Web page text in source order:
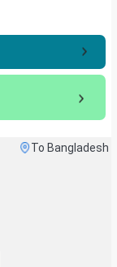
To Bangladesh